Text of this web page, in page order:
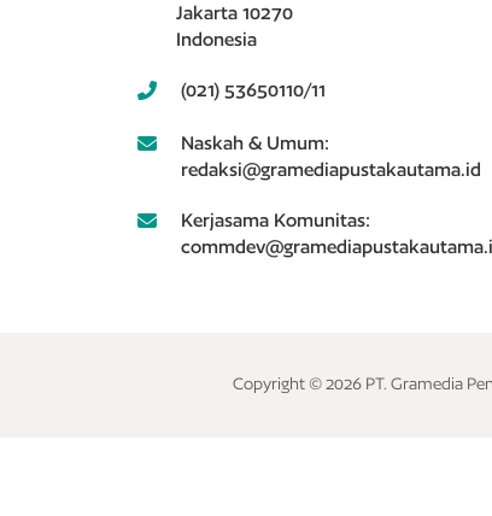
Jakarta 10270
Indonesia
(021) 53650110/11
Naskah & Umum:
redaksi@gramediapustakautama.id
Kerjasama Komunitas:
Copyright © 2026 PT. Gramedia